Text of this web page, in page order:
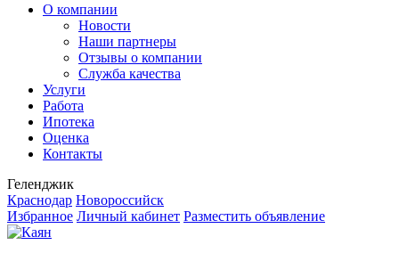
О компании
Новости
Наши партнеры
Отзывы о компании
Служба качества
Услуги
Работа
Ипотека
Оценка
Контакты
Геленджик
Краснодар Новороссийск
Избранное Личный кабинет Разместить объявление